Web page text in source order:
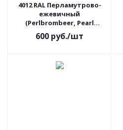
4012 RAL Перламутрово-
ежевичный
(Perlbrombeer, Pearl
blackberry). Аэрозольный
баллон с краской
600 руб./шт